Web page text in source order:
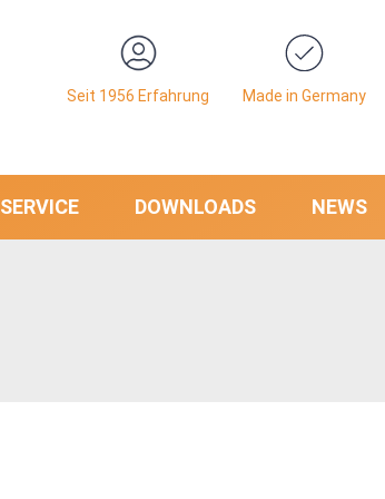
Seit 1956 Erfahrung Made in Germany
SERVICE DOWNLOADS NEWS